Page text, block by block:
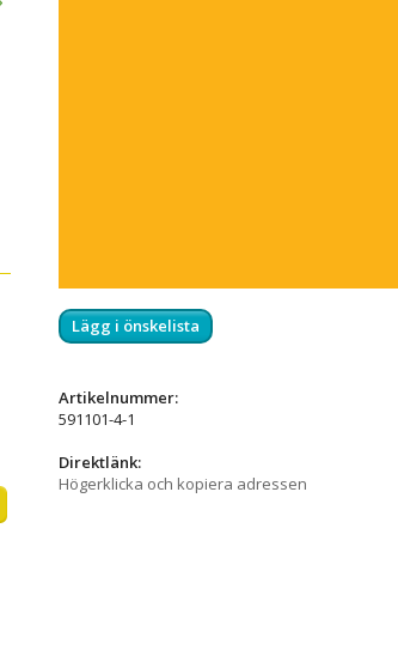
Lägg i önskelista
Artikelnummer:
591101-4-1
Direktlänk:
Högerklicka och kopiera adressen